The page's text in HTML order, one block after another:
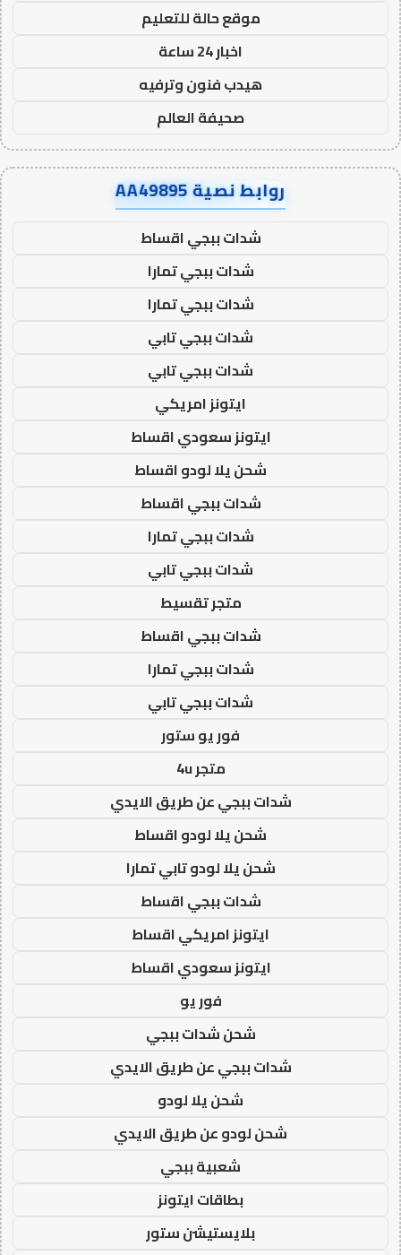
موقع حالة للتعليم
اخبار 24 ساعة
هيدب فنون وترفيه
صحيفة العالم
روابط نصية AA49895
شدات ببجي اقساط
شدات ببجي تمارا
شدات ببجي تمارا
شدات ببجي تابي
شدات ببجي تابي
ايتونز امريكي
ايتونز سعودي اقساط
شحن يلا لودو اقساط
شدات ببجي اقساط
شدات ببجي تمارا
شدات ببجي تابي
متجر تقسيط
شدات ببجي اقساط
شدات ببجي تمارا
شدات ببجي تابي
فور يو ستور
متجر 4u
شدات ببجي عن طريق الايدي
شحن يلا لودو اقساط
شحن يلا لودو تابي تمارا
شدات ببجي اقساط
ايتونز امريكي اقساط
ايتونز سعودي اقساط
فور يو
شحن شدات ببجي
شدات ببجي عن طريق الايدي
شحن يلا لودو
شحن لودو عن طريق الايدي
شعبية ببجي
بطاقات ايتونز
بلايستيشن ستور